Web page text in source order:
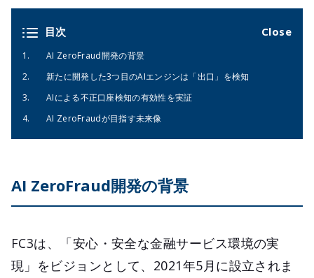
目次
AI ZeroFraud開発の背景
新たに開発した3つ目のAIエンジンは「出口」を検知
AIによる不正口座検知の有効性を実証
AI ZeroFraudが目指す未来像
AI ZeroFraud開発の背景
FC3は、「安心・安全な金融サービス環境の実
現」をビジョンとして、2021年5月に設立されま